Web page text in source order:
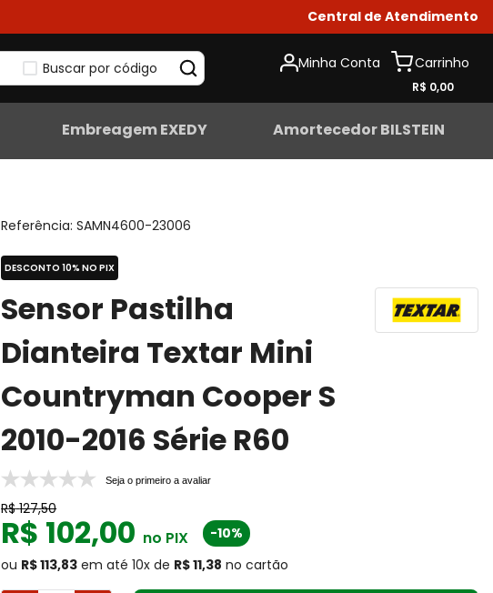
Central de Atendimento
Buscar por código Minha Conta
R$ 0,00
Embreagem EXEDY Amortecedor BILSTEIN
Referência:SAMN4600-23006
DESCONTO 10% NO PIX
Sensor Pastilha
Dianteira Textar Mini
Countryman Cooper S
2010-2016 Série R60
Seja o primeiro a avaliar
R$ 127,50
R$ 102,00 no PIX
-10%
ou R$ 113,83 em até 10x de R$ 11,38 no cartão